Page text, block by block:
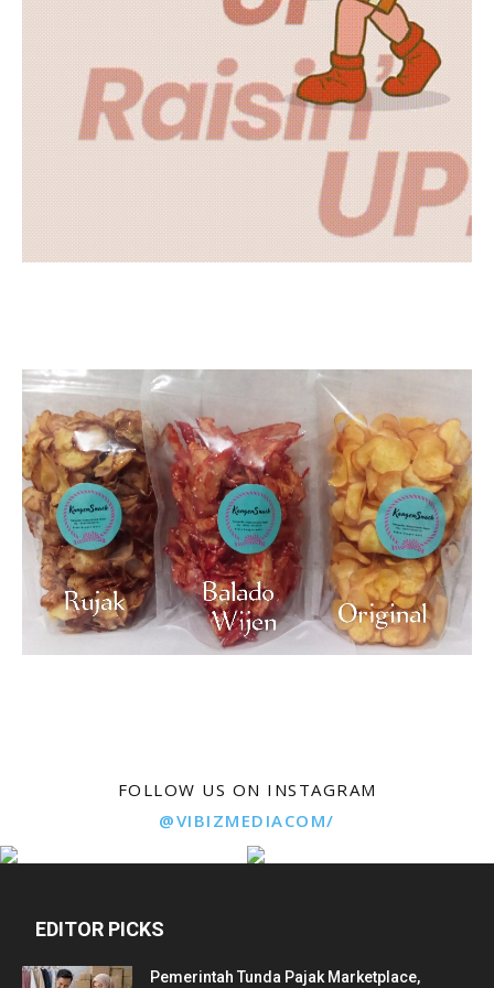
FOLLOW US ON INSTAGRAM
@VIBIZMEDIACOM/
EDITOR PICKS
Pemerintah Tunda Pajak Marketplace,